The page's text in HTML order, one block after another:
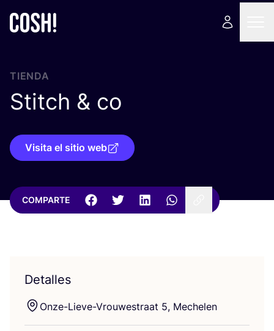
TIENDA
Stitch & co
Visita el sitio web
COMPARTE
Detalles
Onze-Lie­ve-Vrou­wes­traat 5, Mechelen